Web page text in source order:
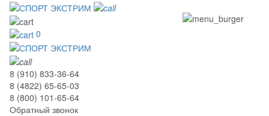
0
8 (910) 833-36-64
8 (4822) 65-65-03
8 (800) 101-65-64
Обратный звонок